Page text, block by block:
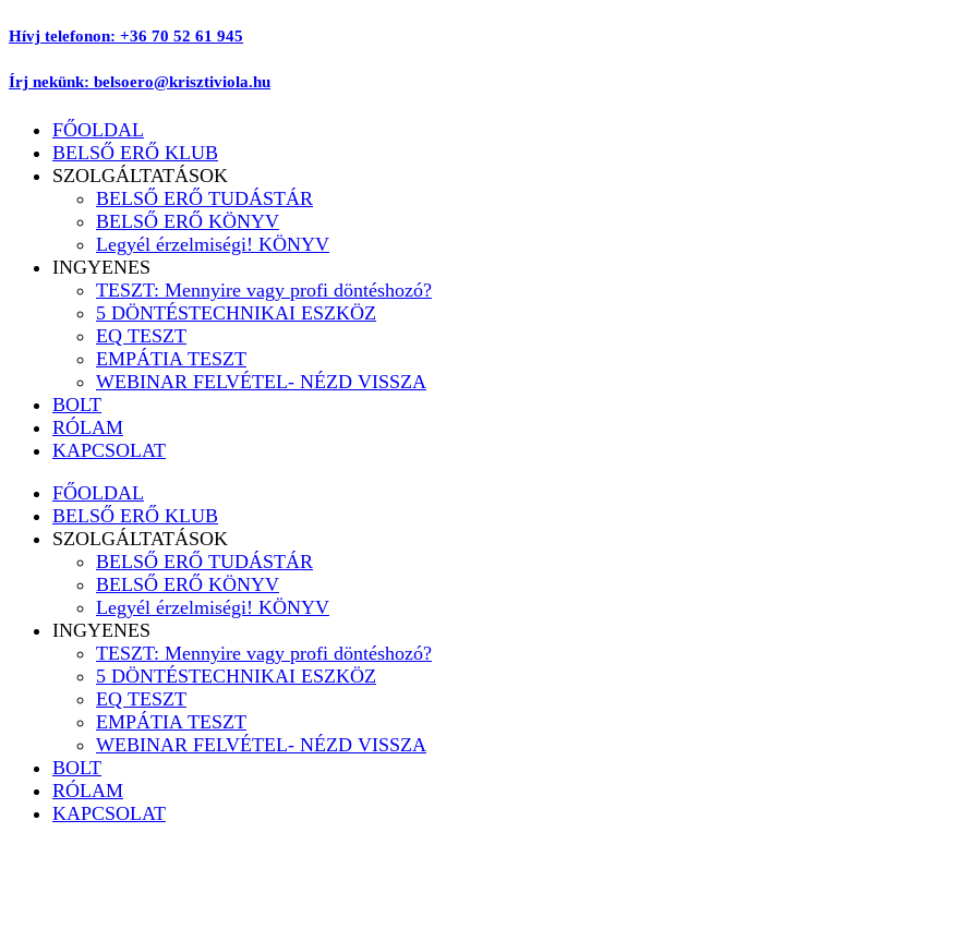
Ugrás
tartalomhoz
Hívj telefonon: +36 70 52 61 945
Írj nekünk: belsoero@krisztiviola.hu
FŐOLDAL
BELSŐ ERŐ KLUB
SZOLGÁLTATÁSOK
BELSŐ ERŐ TUDÁSTÁR
BELSŐ ERŐ KÖNYV
Legyél érzelmiségi! KÖNYV
INGYENES
TESZT: Mennyire vagy profi döntéshozó?
5 DÖNTÉSTECHNIKAI ESZKÖZ
EQ TESZT
EMPÁTIA TESZT
WEBINAR FELVÉTEL- NÉZD VISSZA
BOLT
RÓLAM
KAPCSOLAT
FŐOLDAL
BELSŐ ERŐ KLUB
SZOLGÁLTATÁSOK
BELSŐ ERŐ TUDÁSTÁR
BELSŐ ERŐ KÖNYV
Legyél érzelmiségi! KÖNYV
INGYENES
TESZT: Mennyire vagy profi döntéshozó?
5 DÖNTÉSTECHNIKAI ESZKÖZ
EQ TESZT
EMPÁTIA TESZT
WEBINAR FELVÉTEL- NÉZD VISSZA
BOLT
RÓLAM
KAPCSOLAT